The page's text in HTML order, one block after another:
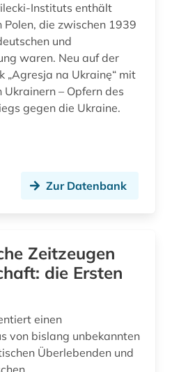
Instituts enthält
die zwischen 1939
und
waren. Neu auf der
„Agresja na Ukrainę“ mit
– Opfern des
gegen die Ukraine.
Zur Datenbank
Zeitzeugen
die Ersten
einen
von bislang unbekannten
Überlebenden und